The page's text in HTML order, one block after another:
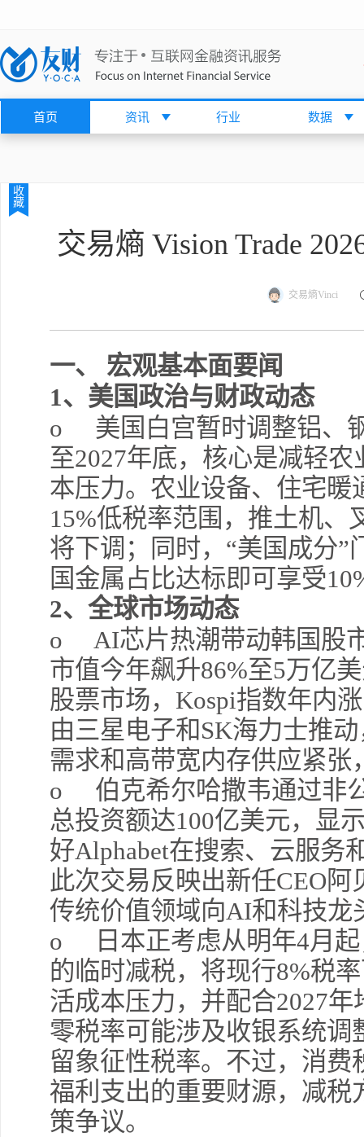
首页 资讯 行业 数据
收
藏
交易熵 Vision Trade
交易熵Vinci
一、
宏观基本面要闻
1、 美国政治与财政动态
o 美国白宫暂时调整铝、
至2027年底，核心是减轻
本压力。农业设备、住宅
15%低税率范围，推土机、
将下调；同时，“美国成分”
国金属占比达标即可享受
2、 全球市场动态
o AI芯片热潮带动韩国股
市值今年飙升86%至5万亿
股票市场， Kospi指数年内
由三星电子和 SK海力士推
需求和高带宽内存供应紧
o 伯克希尔哈撒韦通过非
总投资额达100亿美元，显
好Alphabet在搜索、云服务
此次交易反映出新任CEO阿
传统价值领域向AI和科技龙
o
日本正考虑从明年4月
的临时减税，将现行8%税
活成本压力，并配合2027年
零税率可能涉及收银系统
留象征性税率。不过，消
福利支出的重要财源，减
策争议。